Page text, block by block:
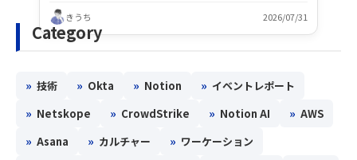
きうち 2026/07/31
Category
» 技術 » Okta » Notion » イベントレポート
» Netskope » CrowdStrike » Notion AI » AWS
» Asana » カルチャー » ワーケーション